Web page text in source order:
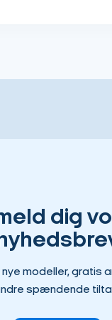
dig
modeller, gratis
spændende